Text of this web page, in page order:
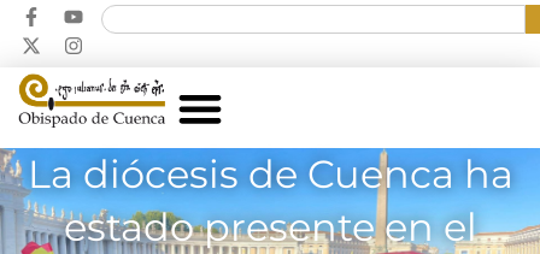
La diócesis de Cuenca ha
estado presente en el